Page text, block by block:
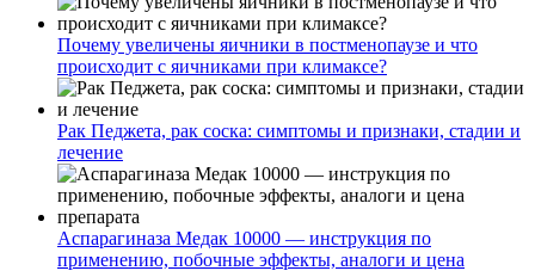
Почему увеличены яичники в постменопаузе и что
происходит с яичниками при климаксе?
Рак Педжета, рак соска: симптомы и признаки, стадии и
лечение
Аспарагиназа Медак 10000 — инструкция по
применению, побочные эффекты, аналоги и цена